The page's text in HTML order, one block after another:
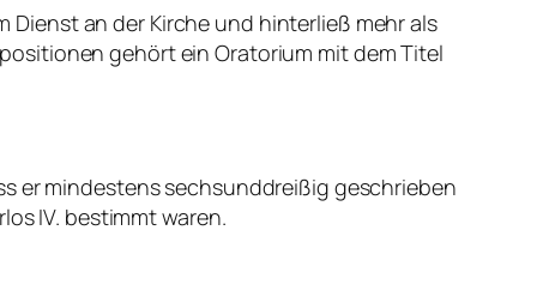
Dienst an der Kirche und hinterließ mehr als
gehört ein Oratorium mit dem Titel
er mindestens sechsunddreißig geschrieben
IV. bestimmt waren.